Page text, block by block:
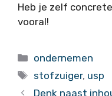
Heb je zelf
vooral!
Categorieën
ondernemen
Tags
stofzuiger, usp
Denk naast